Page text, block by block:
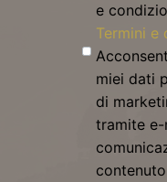
e
Termini e
miei dati
di
tramite e-